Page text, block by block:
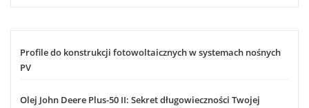
Profile do konstrukcji fotowoltaicznych w systemach nośnych
PV
Olej John Deere Plus-50 II: Sekret długowieczności Twojej